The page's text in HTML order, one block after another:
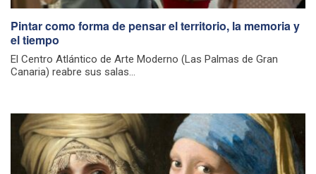
Pintar como forma de pensar el territorio, la memoria y
el tiempo
El Centro Atlántico de Arte Moderno (Las Palmas de Gran
Canaria) reabre sus salas...